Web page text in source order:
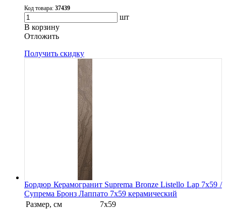
Код товара: 37439
шт
В корзину
Oтложить
Получить скидку
Бордюр Керамогранит Suprema Bronze Listello Lap 7х59 /
Супрема Бронз Лаппато 7х59 керамический
Размер, см
7х59